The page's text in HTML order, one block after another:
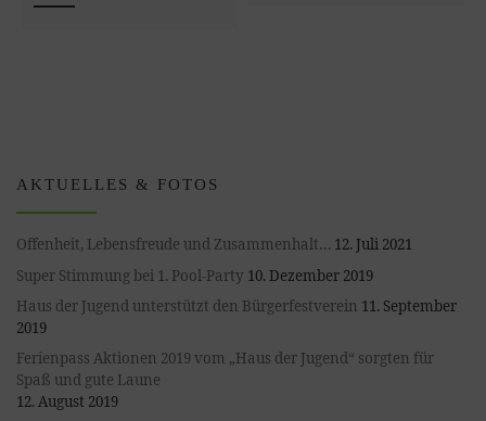
AKTUELLES & FOTOS
Offenheit, Lebensfreude und Zusammenhalt… 12. Juli 2021
Super Stimmung bei 1. Pool-Party 10. Dezember 2019
Haus der Jugend unterstützt den Bürgerfestverein 11. September
2019
Ferienpass Aktionen 2019 vom „Haus der Jugend“ sorgten für
Spaß und gute Laune
12. August 2019